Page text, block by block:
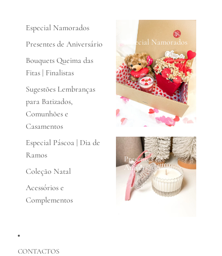
Especial Namorados
Presentes de Aniversário
Bouquets Queima das
Fitas | Finalistas
Sugestões Lembranças
para Batizados,
Comunhões e
Casamentos
Especial Páscoa | Dia de
Ramos
Coleção Natal
Acessórios e
Complementos
Especial Namorados
Presentes de
Aniversário
CONTACTOS